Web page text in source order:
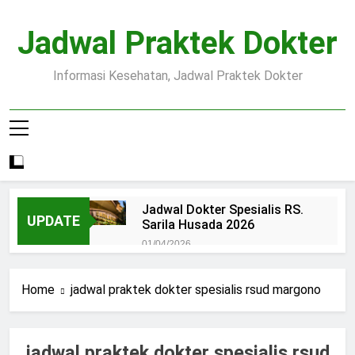
content
Jadwal Praktek Dokter
Informasi Kesehatan, Jadwal Praktek Dokter
UPDATE
Jadwal Dokter Spesialis RS.
Sarila Husada 2026
01/04/2026
15/07/2025
Pendaftaran Pasien BPJS
15/07/2025
Home jadwal praktek dokter spesialis rsud margono